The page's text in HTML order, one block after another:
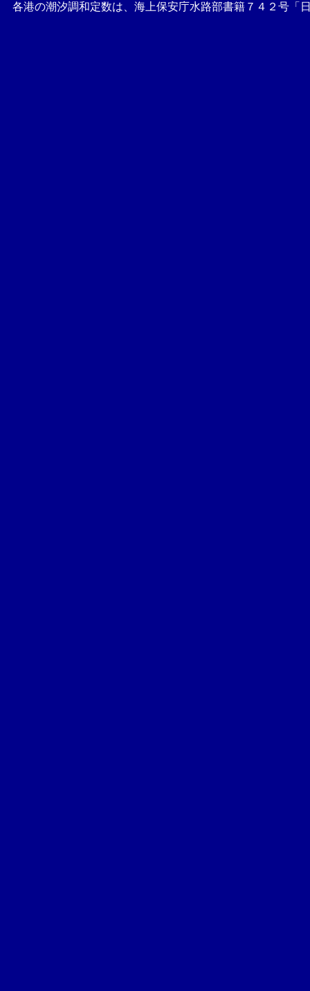
各港の潮汐調和定数は、海上保安庁水路部書籍７４２号「